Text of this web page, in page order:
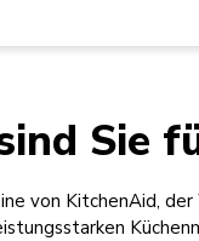
Sie
von KitchenAid,